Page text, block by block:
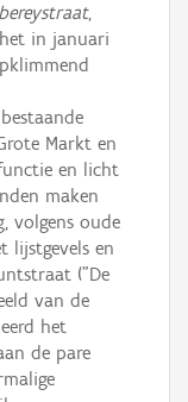
,
in januari
Markt en
en licht
maken
volgens oude
lijstgevels en
("De
van de
het
de pare